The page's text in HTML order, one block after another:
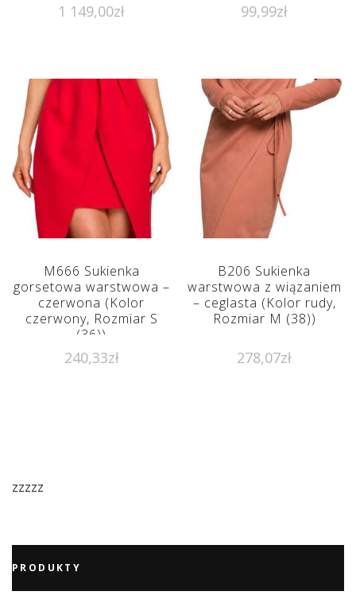
1 149,00zł 99,99zł
M666 Sukienka
gorsetowa warstwowa –
czerwona (Kolor
czerwony, Rozmiar S
(36))
240,33zł
B206 Sukienka
warstwowa z wiązaniem
– ceglasta (Kolor rudy,
Rozmiar M (38))
278,07zł
zzzzz
PRODUKTY